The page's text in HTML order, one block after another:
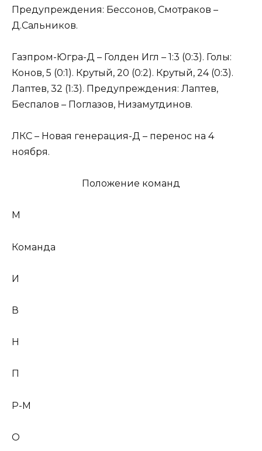
Предупреждения: Бессонов, Смотраков –
Д.Сальников.
Газпром-Югра-Д – Голден Игл – 1:3 (0:3). Голы:
Конов, 5 (0:1). Крутый, 20 (0:2). Крутый, 24 (0:3).
Лаптев, 32 (1:3). Предупреждения: Лаптев,
Беспалов – Поглазов, Низамутдинов.
ЛКС – Новая генерация-Д – перенос на 4
ноября.
Положение команд
М
Команда
И
В
Н
П
Р-М
О